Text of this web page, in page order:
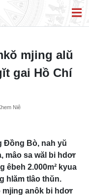
mjing alŭ
gai Hồ Chí
Niê
Đồng Bò, nah yŭ
mâo sa wăl bi hdơr
êbeh 2.000m² kyua
hlăm tlâo thŭn.
mjing anôk bi hdơr